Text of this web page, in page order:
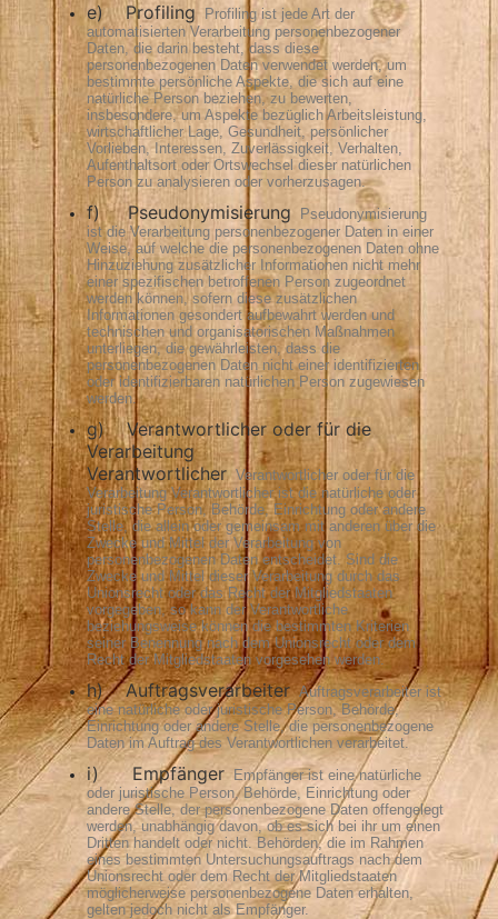
e) Profiling
Profiling ist jede Art der
automatisierten Verarbeitung personenbezogener
Daten, die darin besteht, dass diese
personenbezogenen Daten verwendet werden, um
bestimmte persönliche Aspekte, die sich auf eine
natürliche Person beziehen, zu bewerten,
insbesondere, um Aspekte bezüglich Arbeitsleistung,
wirtschaftlicher Lage, Gesundheit, persönlicher
Vorlieben, Interessen, Zuverlässigkeit, Verhalten,
Aufenthaltsort oder Ortswechsel dieser natürlichen
Person zu analysieren oder vorherzusagen.
f) Pseudonymisierung
Pseudonymisierung
ist die Verarbeitung personenbezogener Daten in einer
Weise, auf welche die personenbezogenen Daten ohne
Hinzuziehung zusätzlicher Informationen nicht mehr
einer spezifischen betroffenen Person zugeordnet
werden können, sofern diese zusätzlichen
Informationen gesondert aufbewahrt werden und
technischen und organisatorischen Maßnahmen
unterliegen, die gewährleisten, dass die
personenbezogenen Daten nicht einer identifizierten
oder identifizierbaren natürlichen Person zugewiesen
werden.
g) Verantwortlicher oder für die
Verarbeitung
Verantwortlicher Verantwortlicher oder für die
Verarbeitung Verantwortlicher ist die natürliche oder
juristische Person, Behörde, Einrichtung oder andere
Stelle, die allein oder gemeinsam mit anderen über die
Zwecke und Mittel der Verarbeitung von
personenbezogenen Daten entscheidet. Sind die
Zwecke und Mittel dieser Verarbeitung durch das
Unionsrecht oder das Recht der Mitgliedstaaten
vorgegeben, so kann der Verantwortliche
beziehungsweise können die bestimmten Kriterien
seiner Benennung nach dem Unionsrecht oder dem
Recht der Mitgliedstaaten vorgesehen werden.
h) Auftragsverarbeiter Auftragsverarbeiter ist
eine natürliche oder juristische Person, Behörde,
Einrichtung oder andere Stelle, die personenbezogene
Daten im Auftrag des Verantwortlichen verarbeitet.
i) Empfänger
Empfänger ist eine natürliche
oder juristische Person, Behörde, Einrichtung oder
andere Stelle, der personenbezogene Daten offengelegt
werden, unabhängig davon, ob es sich bei ihr um einen
Dritten handelt oder nicht. Behörden, die im Rahmen
eines bestimmten Untersuchungsauftrags nach dem
Unionsrecht oder dem Recht der Mitgliedstaaten
möglicherweise personenbezogene Daten erhalten,
gelten jedoch nicht als Empfänger.